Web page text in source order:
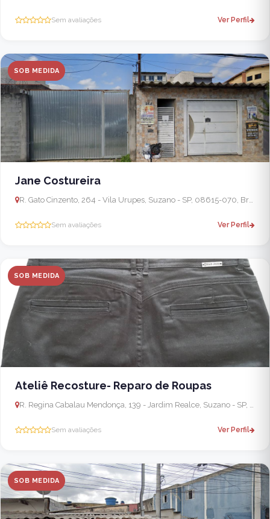
Sem avaliações Ver Perfil
SOB MEDIDA
Jane Costureira
R. Gato Cinzento, 264 - Vila Urupes, Suzano - SP, 08615-070, Brasil
Sem avaliações Ver Perfil
SOB MEDIDA
Ateliê Recosture- Reparo de Roupas
R. Regina Cabalau Mendonça, 139 - Jardim Realce, Suzano - SP, 08675-460, Brasil
Sem avaliações Ver Perfil
SOB MEDIDA